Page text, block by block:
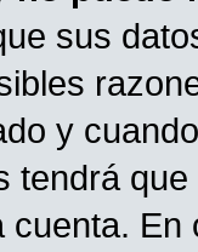
sus
y
tendrá
cuenta.